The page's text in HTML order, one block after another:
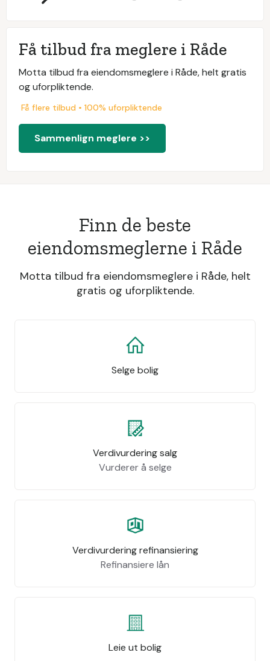
Få tilbud fra meglere i Råde
Motta tilbud fra eiendomsmeglere i Råde, helt gratis
og uforpliktende.
Få flere tilbud • 100% uforpliktende
Sammenlign meglere >>
Finn de beste
eiendomsmeglerne i Råde
Motta tilbud fra eiendomsmeglere i Råde, helt
gratis og uforpliktende.
Selge bolig
Verdivurdering salg
Vurderer å selge
Verdivurdering refinansiering
Refinansiere lån
Leie ut bolig